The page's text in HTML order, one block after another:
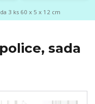
3 ks 60 x 5 x 12 cm
sada